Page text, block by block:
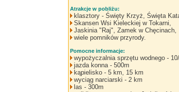
Atrakcje w pobliżu:
klasztory - Święty Krzyż, Święta
Skansen Wsi Kieleckiej w Tokarni,
Jaskinia "Raj", Zamek w Chęcinach,
wiele pomników przyrody.
Pomocne informacje:
wypożyczalnia sprzętu wodnego -
jazda konna - 500m
kąpielisko - 5 km, 15 km
wyciąg narciarski - 2 km
las - 300m